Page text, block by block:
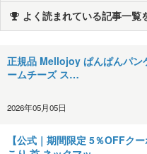
よく読まれている記事一覧
正規品 Mellojoy ぱんぱんパン
ームチーズ ス…
2026年05月05日
【公式｜期間限定 5％OFFク